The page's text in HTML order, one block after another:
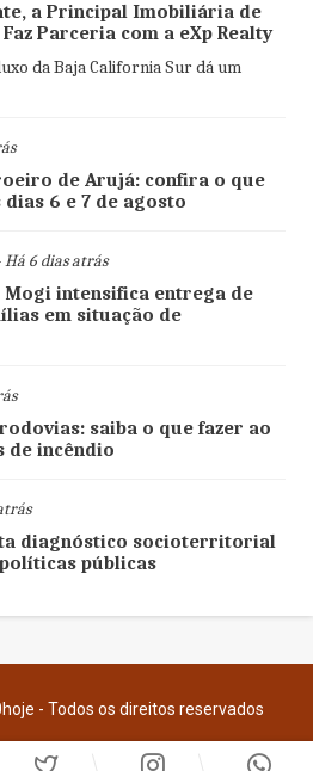
a Principal Imobiliária de
Parceria com a eXp Realty
da Baja California Sur dá um
de Arujá: confira o que
dias 6 e 7 de agosto
Há 6 dias atrás
Mogi intensifica entrega de
em situação de
saiba o que fazer ao
de incêndio
diagnóstico socioterritorial
públicas
- Todos os direitos reservados